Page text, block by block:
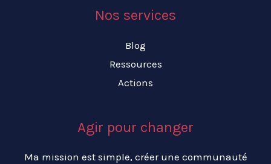
Nos services
Blog
Ressources
Actions
Agir pour changer
Ma mission est simple, créer une communauté